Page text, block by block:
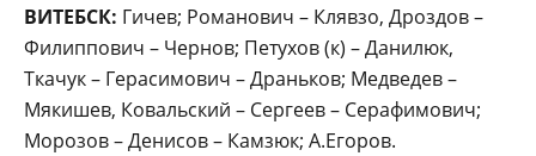
ВИТЕБСК: Гичев; Романович – Клявзо, Дроздов –
Филиппович – Чернов; Петухов (к) – Данилюк,
Ткачук – Герасимович – Драньков; Медведев –
Мякишев, Ковальский – Сергеев – Серафимович;
Морозов – Денисов – Камзюк; А.Егоров.